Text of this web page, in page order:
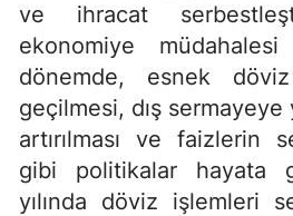
ve ihracat
ekonomiye müdahalesi
dönemde, esnek
geçilmesi, dış
artırılması ve faizlerin
gibi politikalar hayata
yılında döviz işlemleri